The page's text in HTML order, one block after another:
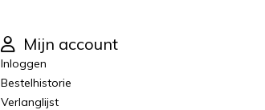
Mijn account
Inloggen
Bestelhistorie
Verlanglijst